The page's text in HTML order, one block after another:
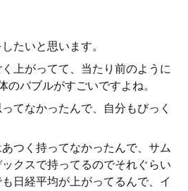
たいと思います。
上がってて、当たり前のように
のバブルがすごいですよね。
てなかったんで、自分もびっく
つく持ってなかったんで、サム
クスで持ってるのでそれぐらい
日経平均が上がってるんで、イ